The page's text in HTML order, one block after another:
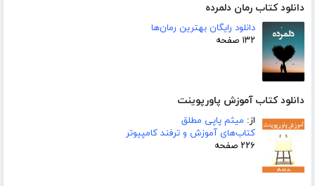
دانلود کتاب رمان دلمرده
دانلود رایگان بهترین رمان‌ها
۱۳۲ صفحه
دانلود کتاب آموزش پاورپوینت
از: میثم پاپی مطلق
کتاب‌های آموزش و ترفند کامپیوتر
۲۲۶ صفحه